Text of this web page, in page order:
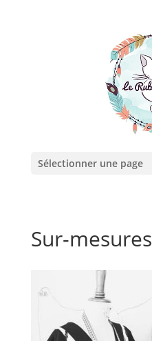
Sélectionner une page
Sur-mesures